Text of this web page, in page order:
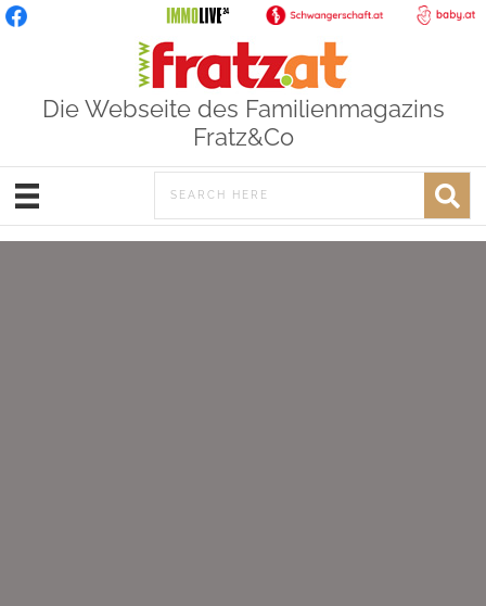
Die Webseite des Familienmagazins
Fratz&Co